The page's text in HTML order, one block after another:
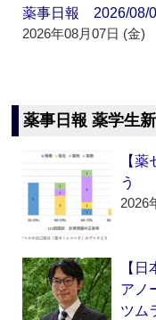
薬事日報 2026/08/
2026年08月07日 (金)
薬事日報 薬学生
【
う
2026
【
アノ
ツム